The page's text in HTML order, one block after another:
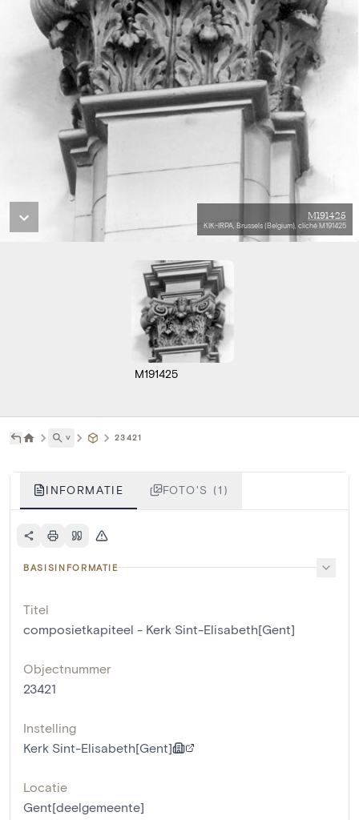
M191425
KIK-IRPA, Brussels (Belgium), cliché M191425
M191425
˅ 23421
INFORMATIE FOTO'S (1)
BASISINFORMATIE
Titel
composietkapiteel - Kerk Sint-Elisabeth[Gent]
Objectnummer
23421
Instelling
Kerk Sint-Elisabeth[Gent]
Locatie
Gent[deelgemeente]